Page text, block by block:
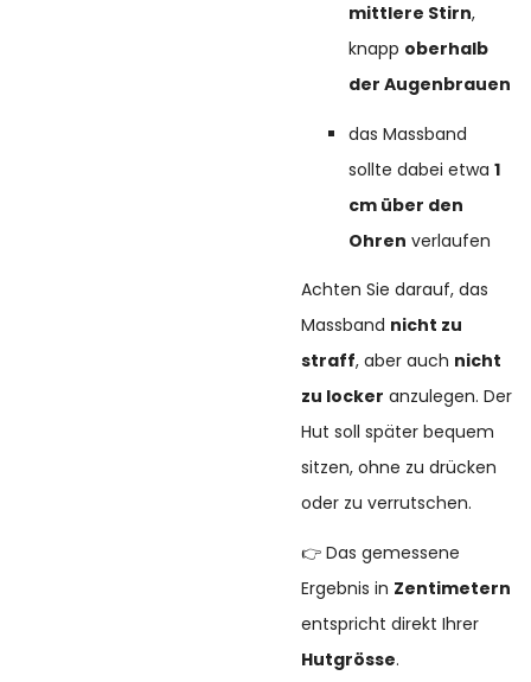
mittlere Stirn,
knapp oberhalb
der Augenbrauen
das Massband
sollte dabei etwa1
cm über den
Ohren verlaufen
Achten Sie darauf, das
Massband nicht zu
straff, aber auch nicht
zu locker anzulegen. Der
Hut soll später bequem
sitzen, ohne zu drücken
oder zu verrutschen.
👉 Das gemessene
Ergebnis in Zentimetern
entspricht direkt Ihrer
Hutgrösse.